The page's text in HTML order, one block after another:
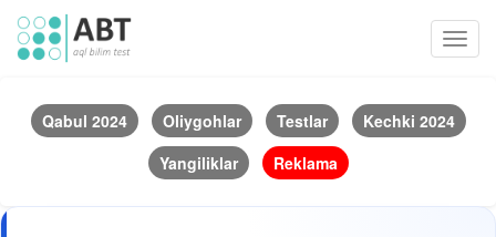
Qabul 2024 Oliygohlar Testlar
Kechki 2024
Yangiliklar
Reklama